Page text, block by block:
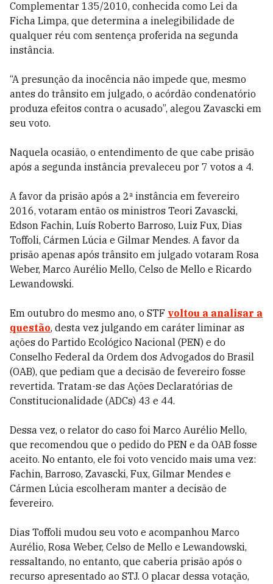
Complementar 135/2010, conhecida como Lei da
Ficha Limpa, que determina a inelegibilidade de
qualquer réu com sentença proferida na segunda
instância.
“A presunção da inocência não impede que, mesmo
antes do trânsito em julgado, o acórdão condenatório
produza efeitos contra o acusado”, alegou Zavascki em
seu voto.
Naquela ocasião, o entendimento de que cabe prisão
após a segunda instância prevaleceu por 7 votos a 4.
A favor da prisão após a 2ª instância em fevereiro
2016, votaram então os ministros Teori Zavascki,
Edson Fachin, Luís Roberto Barroso, Luiz Fux, Dias
Toffoli, Cármen Lúcia e Gilmar Mendes. A favor da
prisão apenas após trânsito em julgado votaram Rosa
Weber, Marco Aurélio Mello, Celso de Mello e Ricardo
Lewandowski.
Em outubro do mesmo ano, o STF voltou a analisar a
questão, desta vez julgando em caráter liminar as
ações do Partido Ecológico Nacional (PEN) e do
Conselho Federal da Ordem dos Advogados do Brasil
(OAB), que pediam que a decisão de fevereiro fosse
revertida. Tratam-se das Ações Declaratórias de
Constitucionalidade (ADCs) 43 e 44.
Dessa vez, o relator do caso foi Marco Aurélio Mello,
que recomendou que o pedido do PEN e da OAB fosse
aceito. No entanto, ele foi voto vencido mais uma vez:
Fachin, Barroso, Zavascki, Fux, Gilmar Mendes e
Cármen Lúcia escolheram manter a decisão de
fevereiro.
Dias Toffoli mudou seu voto e acompanhou Marco
Aurélio, Rosa Weber, Celso de Mello e Lewandowski,
ressaltando, no entanto, que caberia prisão após o
recurso apresentado ao STJ. O placar dessa votação,